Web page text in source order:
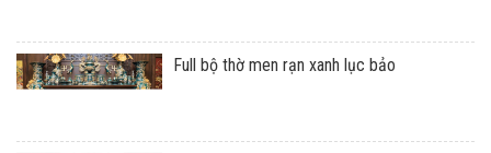
Full bộ thờ men rạn xanh lục bảo